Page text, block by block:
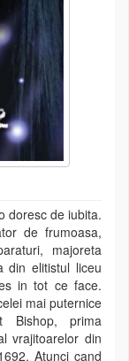
doresc de iubita.
de frumoasa,
majoreta
din elitistul liceu
in tot ce face.
mai puternice
Bishop, prima
vrajitoarelor din
Atunci cand